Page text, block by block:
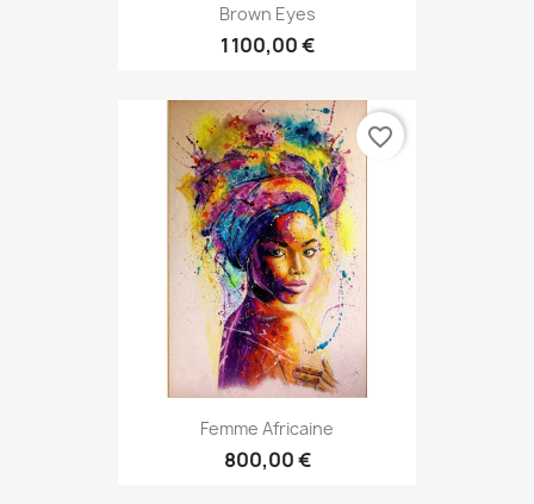
Brown Eyes
1 100,00 €
Femme Africaine
800,00 €
favorite_border